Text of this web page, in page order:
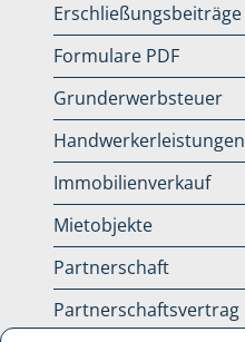
Erschließungsbeiträge
Formulare PDF
Grunderwerbsteuer
Handwerkerleistungen
Immobilienverkauf
Mietobjekte
Partnerschaft
Partnerschaftsvertrag